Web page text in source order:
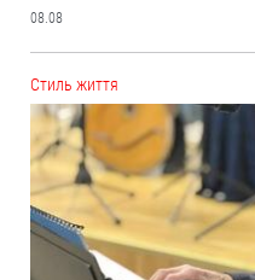
08.08
Cтиль життя